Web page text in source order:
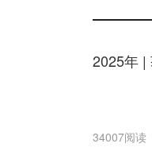
2025年 |
34007阅读